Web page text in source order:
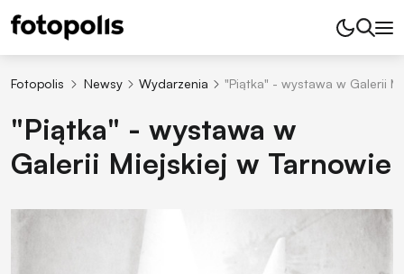
Fotopolis Newsy Wydarzenia "Piątka" - wystawa w Galerii
"Piątka" - wystawa w
Galerii Miejskiej w Tarnowie